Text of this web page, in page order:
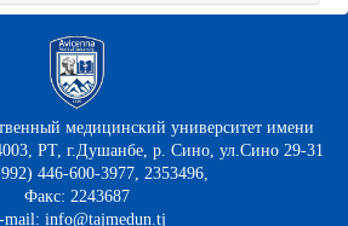
медицинский университет имени
РТ, г.Душанбе, р. Сино, ул.Сино 29-31
446-600-3977, 2353496,
Факс: 2243687
mail: info@tajmedun.tj